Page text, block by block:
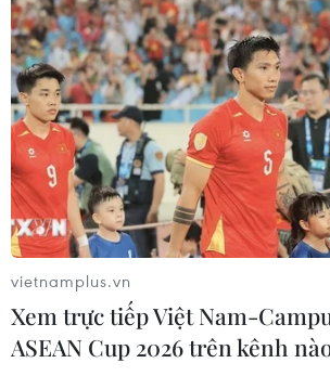
SHB Đà Nẵng (áo xanh) và Quy Nhơn
"căng mình" ở vòng đấu cuối để níu giữ
League. (Ảnh: VPF)
Sau khi Thép Xanh Nam Định
công ngôi vương ở vòng đấu
của vòng 26 - vòng đấu cuối cùng
địch Quốc gia V-League 2024-
17 giờ ngày mai 22/6 sẽ là cuộc
nơi 3 đội bóng lần lượt là Quảng
điểm), SHB Đà Nẵng (22 điểm) và
vietnamplus.vn
Xem trực tiếp Việt Nam-
ASEAN Cup 2026 trên kênh